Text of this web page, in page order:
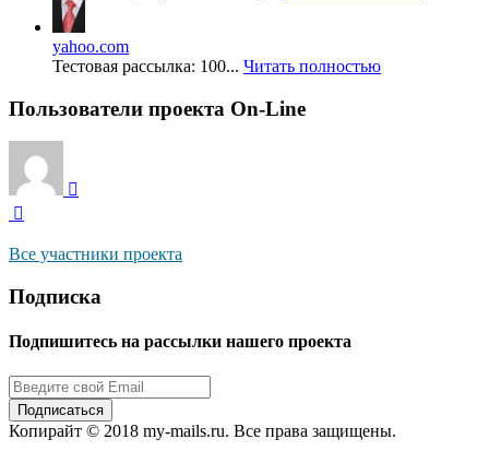
yahoo.com
Тестовая рассылка: 100... Читать полностью
Пользователи проекта On-Line
Все участники проекта
Подписка
Подпишитесь на рассылки нашего проекта
Подписаться
Копирайт © 2018 my-mails.ru. Все права защищены.